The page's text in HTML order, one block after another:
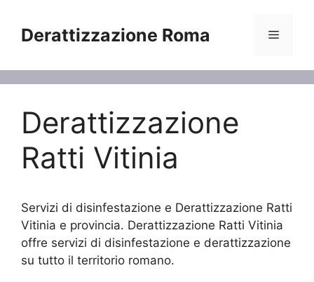
contenuto
Derattizzazione Roma Menu
Derattizzazione
Ratti Vitinia
Servizi di disinfestazione e Derattizzazione Ratti
Vitinia e provincia. Derattizzazione Ratti Vitinia
offre servizi di disinfestazione e derattizzazione
su tutto il territorio romano.